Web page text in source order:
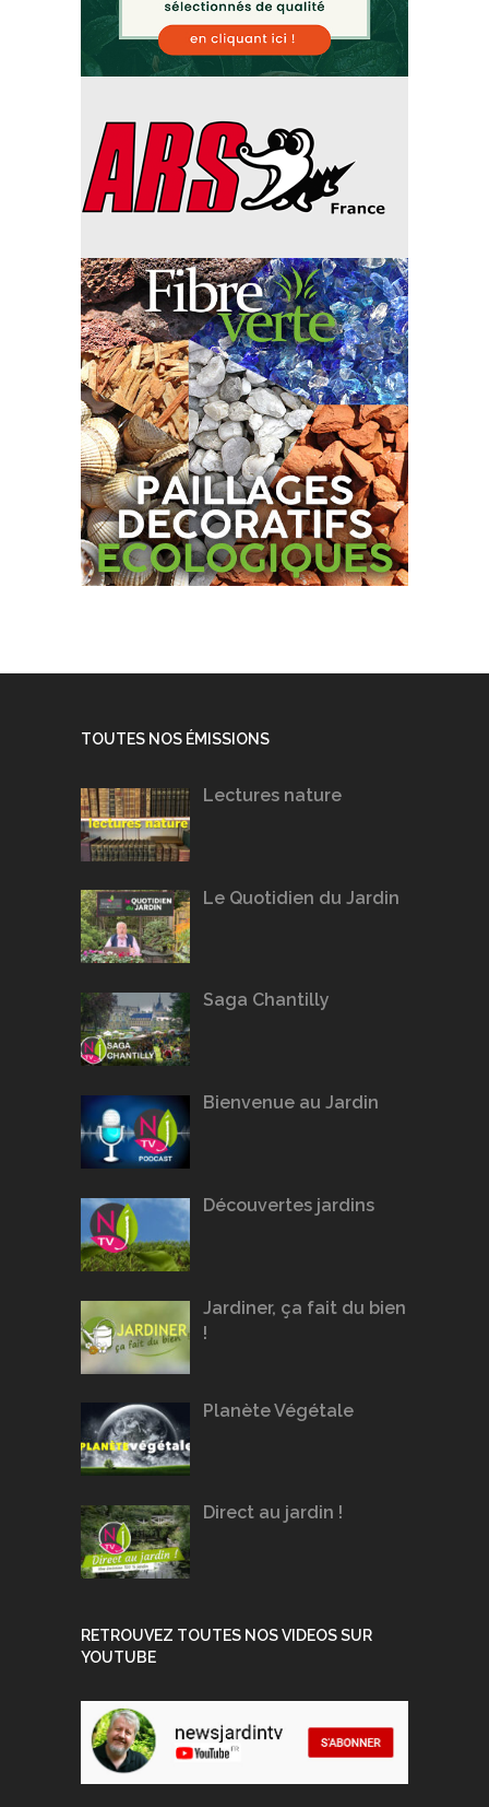
TOUTES NOS ÉMISSIONS
Lectures nature
Le Quotidien du Jardin
Saga Chantilly
Bienvenue au Jardin
Découvertes jardins
Jardiner, ça fait du bien
!
Planète Végétale
Direct au jardin !
RETROUVEZ TOUTES NOS VIDEOS SUR
YOUTUBE